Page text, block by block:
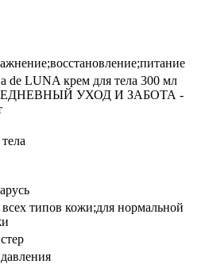
de LUNA крем для тела 300 мл
УХОД И ЗАБОТА -
всех типов кожи;для нормальной